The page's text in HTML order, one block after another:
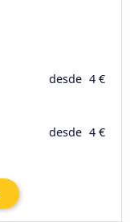
desde 4 €
desde 4 €